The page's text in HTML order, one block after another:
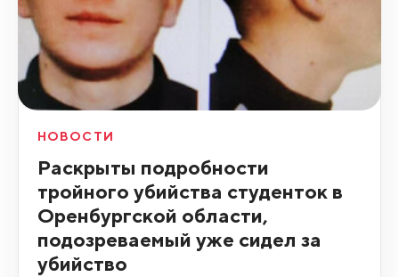
НОВОСТИ
Раскрыты подробности
тройного убийства студенток в
Оренбургской области,
подозреваемый уже сидел за
убийство